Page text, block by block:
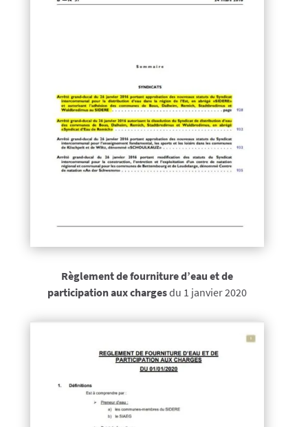
Règlement de fourniture d’eau et de
participation aux chargesdu 1 janvier 2020